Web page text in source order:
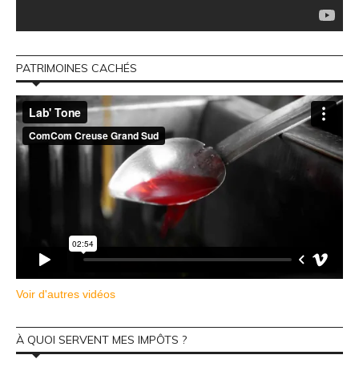
PATRIMOINES CACHÉS
Voir d'autres vidéos
À QUOI SERVENT MES IMPÔTS ?